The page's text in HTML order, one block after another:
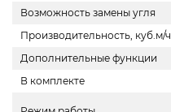
Возможность замены угля
Производительность, куб.м/ч
Дополнительные функции
В комплекте